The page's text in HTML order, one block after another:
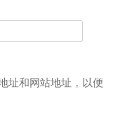
址和网站地址，以便